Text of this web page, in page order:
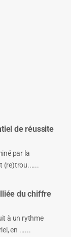
de réussite
par la
(re)trou......
du chiffre
à un rythme
en ......